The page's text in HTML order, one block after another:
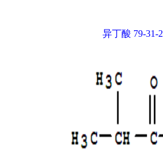
异丁酸 79-31-2